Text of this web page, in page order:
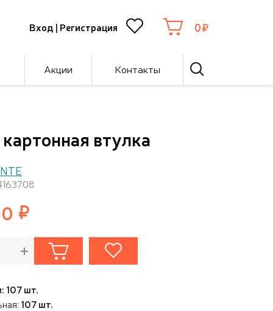
Вход | Регистрация 0
Акции Контакты
втулка
107 шт.
107 шт.